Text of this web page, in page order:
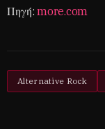
Πηγή:more.com
Alternative Rock